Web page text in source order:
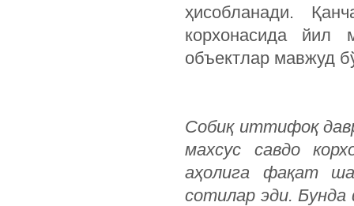
ҳисобланади.
корхонасида йил
объектлар мавжуд
Собиқ иттифоқ
махсус савдо
аҳолига фақат
сотилар эди. Бунда